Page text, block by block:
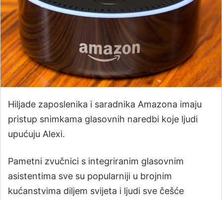
Hiljade zaposlenika i saradnika Amazona imaju
pristup snimkama glasovnih naredbi koje ljudi
upućuju Alexi.
Pametni zvučnici s integriranim glasovnim
asistentima sve su popularniji u brojnim
kućanstvima diljem svijeta i ljudi sve češće